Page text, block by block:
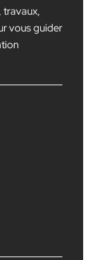
travaux,
vous guider